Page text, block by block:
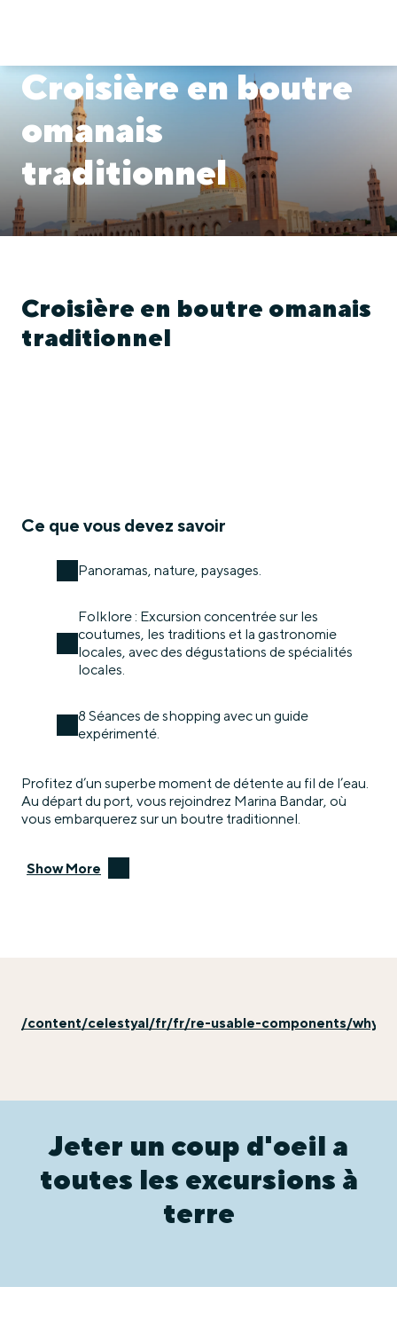
Croisière en boutre
omanais
traditionnel
Croisière en boutre omanais
traditionnel
Ce que vous devez savoir
Panoramas, nature, paysages.
Folklore : Excursion concentrée sur les
coutumes, les traditions et la gastronomie
locales, avec des dégustations de spécialités
locales.
8 Séances de shopping avec un guide
expérimenté.
Profitez d’un superbe moment de détente au fil de l’eau.
Au départ du port, vous rejoindrez Marina Bandar, où
vous embarquerez sur un boutre traditionnel.
Show More
/content/celestyal/fr/fr/re-usable-components/why-
Jeter un coup d'oeil a
toutes les excursions à
terre